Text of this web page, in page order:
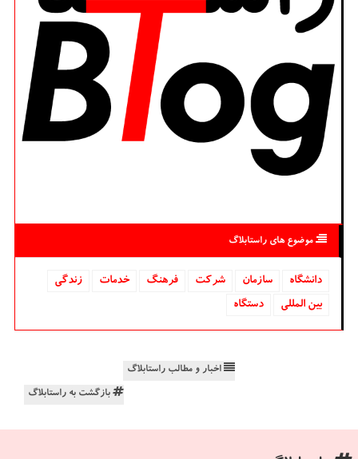
موضوع های راستابلاگ
دانشگاه‌ سازمان شركت فرهنگ خدمات
زندگی
بین المللی
دستگاه
اخبار و مطالب راستابلاگ
بازگشت به راستابلاگ